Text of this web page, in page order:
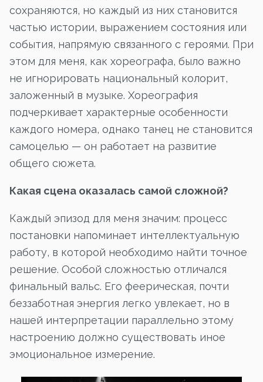
сохраняются, но каждый из них становится
частью истории, выражением состояния или
события, напрямую связанного с героями. При
этом для меня, как хореографа, было важно
не игнорировать национальный колорит,
заложенный в музыке. Хореография
подчеркивает характерные особенности
каждого номера, однако танец не становится
самоцелью — он работает на развитие
общего сюжета.
Какая сцена оказалась самой сложной?
Каждый эпизод для меня значим: процесс
постановки напоминает интеллектуальную
работу, в которой необходимо найти точное
решение. Особой сложностью отличался
финальный вальс. Его феерическая, почти
беззаботная энергия легко увлекает, но в
нашей интерпретации параллельно этому
настроению должно существовать иное
эмоциональное измерение.